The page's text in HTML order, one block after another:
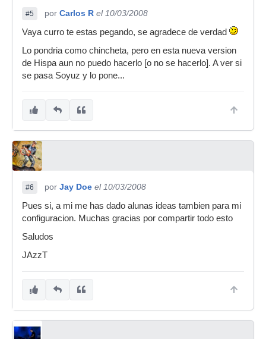
#5 por Carlos R el 10/03/2008
Vaya curro te estas pegando, se agradece de verdad
Lo pondria como chincheta, pero en esta nueva version
de Hispa aun no puedo hacerlo [o no se hacerlo]. A ver si
se pasa Soyuz y lo pone...
#6 por Jay Doe el 10/03/2008
Pues si, a mi me has dado alunas ideas tambien para mi
configuracion. Muchas gracias por compartir todo esto
Saludos
JAzzT